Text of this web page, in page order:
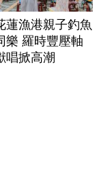
蓮漁港親子釣魚
樂 羅時豐壓軸
唱掀高潮